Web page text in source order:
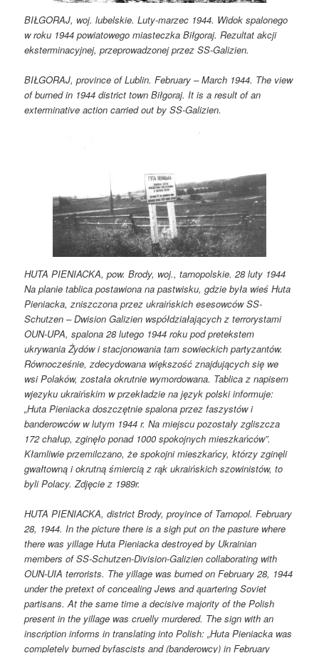
BIŁGORAJ, woj. lubelskie. Luty-marzec 1944. Widok spalonego
w roku 1944 powiatowego miasteczka Biłgoraj. Rezultat akcji
eksterminacyjnej, przeprowadzonej przez SS-Galizien.
BIŁGORAJ, province of Lublin. February – March 1944. The view
of burned in 1944 district town Biłgoraj. It is a result of an
exterminative action carried out by SS-Galizien.
HUTA PIENIACKA, pow. Brody, woj., tarnopolskie. 28 luty 1944
Na planie tablica postawiona na pastwisku, gdzie była wieś Huta
Pieniacka, zniszczona przez ukraińskich esesowców SS-
Schutzen – Dwision Galizien współdziałających z terrorystami
OUN-UPA, spalona 28 lutego 1944 roku pod pretekstem
ukrywania Żydów i stacjonowania tam sowieckich partyzantów.
Równocześnie, zdecydowana większość znajdujących się we
wsi Polaków, została okrutnie wymordowana. Tablica z napisem
wjezyku ukraińskim w przekładzie na język polski informuje:
„Huta Pieniacka doszczętnie spalona przez faszystów i
banderowców w lutym 1944 r. Na miejscu pozostały zgliszcza
172 chałup, zginęło ponad 1000 spokojnych mieszkańców”.
Kłamliwie przemilczano, że spokojni mieszkańcy, którzy zginęli
gwałtowną i okrutną śmiercią z rąk ukraińskich szowinistów, to
byli Polacy. Zdjęcie z 1989r.
HUTA PIENIACKA, district Brody, proyince of Tarnopol. February
28, 1944. In the picture there is a sigh put on the pasture where
there was yillage Huta Pieniacka destroyed by Ukrainian
members of SS-Schutzen-Division-Galizien collaborating with
OUN-UIA terrorists. The yillage was burned on February 28, 1944
under the pretext of concealing Jews and ąuartering Soviet
partisans. At the same time a decisive majority of the Polish
present in the yillage was cruelly murdered. The sign with an
inscription informs in translating into Polish: „Huta Pieniacka was
completely burned byfascists and (banderowcy) in February